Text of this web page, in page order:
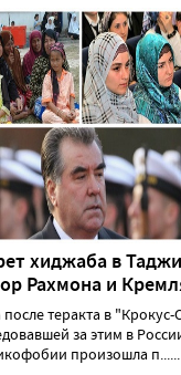
хиджаба в
Рахмона и
после теракта в
за этим в
произошла п......